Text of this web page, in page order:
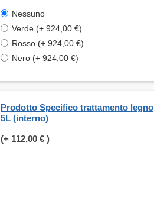
Nessuno
Verde (+ 924,00 €)
Rosso (+ 924,00 €)
Nero (+ 924,00 €)
Prodotto Specifico trattamento legno
5L (interno)
(+ 112,00 € )